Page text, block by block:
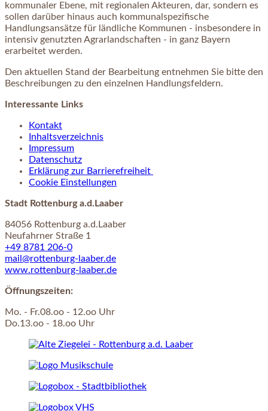
kommunaler Ebene, mit regionalen Akteuren, dar, sondern es
sollen darüber hinaus auch kommunalspezifische
Handlungsansätze für ländliche Kommunen - insbesondere in
intensiv genutzten Agrarlandschaften - in ganz Bayern
erarbeitet werden.
Den aktuellen Stand der Bearbeitung entnehmen Sie bitte den
Beschreibungen zu den einzelnen Handlungsfeldern.
Interessante Links
Kontakt
Inhaltsverzeichnis
Impressum
Datenschutz
Erklärung zur Barrierefreiheit
Cookie Einstellungen
Stadt Rottenburg a.d.Laaber
84056 Rottenburg a.d.Laaber
Neufahrner Straße 1
+49 8781 206-0
mail@rottenburg-laaber.de
www.rottenburg-laaber.de
Öffnungszeiten:
Mo. - Fr.08.oo - 12.oo Uhr
Do.13.oo - 18.oo Uhr